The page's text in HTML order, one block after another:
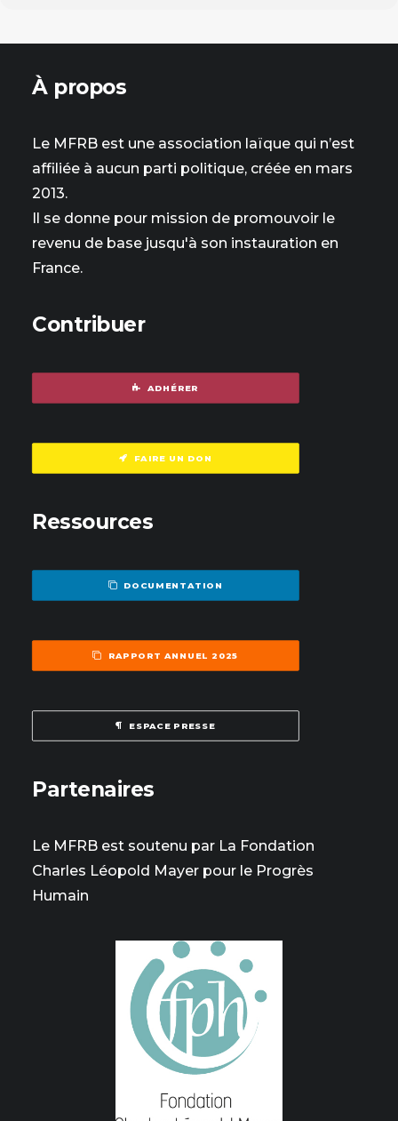
À propos
Le MFRB est une association laïque qui n’est
affiliée à aucun parti politique, créée en mars
2013.
Il se donne pour mission de promouvoir le
revenu de base jusqu'à son instauration en
France.
Contribuer
ADHÉRER
FAIRE UN DON
Ressources
DOCUMENTATION
RAPPORT ANNUEL 2025
ESPACE PRESSE
Partenaires
Le MFRB est soutenu par La Fondation
Charles Léopold Mayer pour le Progrès
Humain